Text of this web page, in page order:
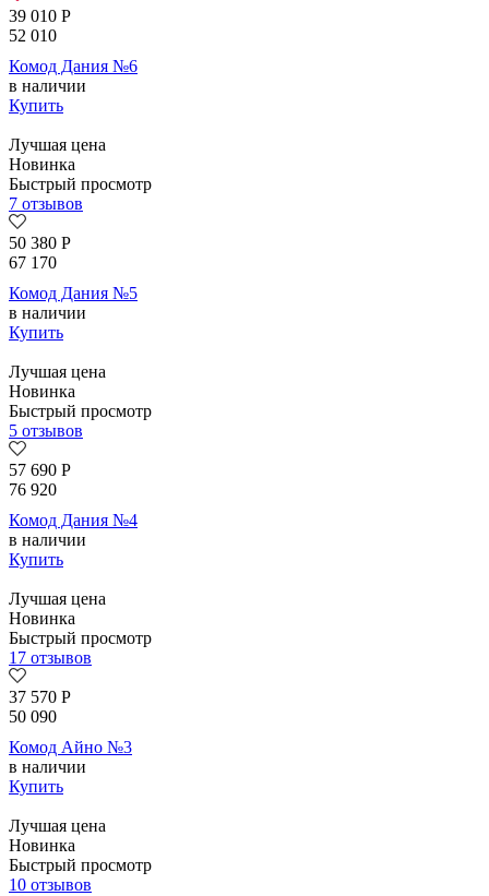
39 010 Р
52 010
Комод Дания №6
в наличии
Купить
Лучшая цена
Новинка
Быстрый просмотр
7 отзывов
50 380 Р
67 170
Комод Дания №5
в наличии
Купить
Лучшая цена
Новинка
Быстрый просмотр
5 отзывов
57 690 Р
76 920
Комод Дания №4
в наличии
Купить
Лучшая цена
Новинка
Быстрый просмотр
17 отзывов
37 570 Р
50 090
Комод Айно №3
в наличии
Купить
Лучшая цена
Новинка
Быстрый просмотр
10 отзывов